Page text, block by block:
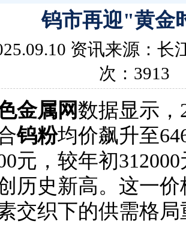
钨市再迎"黄金
资讯来源：长
次：3913
金属网数据显示，
钨粉均价飙升至​​
元​​，较年初
历史新高。这一
交织下的供需格